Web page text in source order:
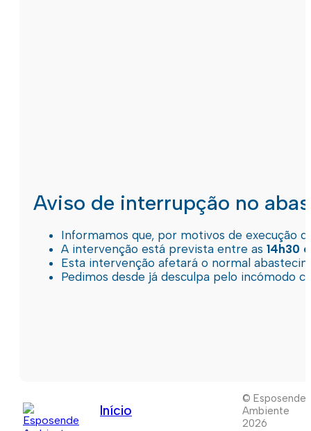
Aviso de interrupção no
Informamos que, por motivos de execução
A intervenção está prevista entre as 14h30
Esta intervenção afetará o normal
Pedimos desde já desculpa pelo incómodo
Início
© Esposende
Ambiente
2026